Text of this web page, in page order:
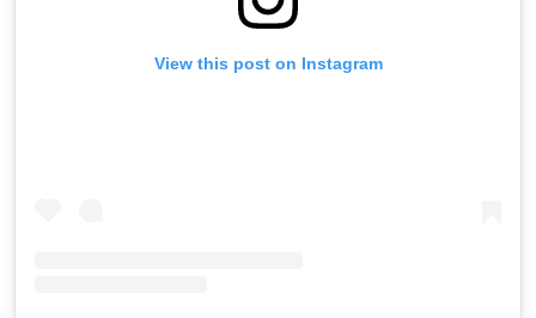
View this post on Instagram